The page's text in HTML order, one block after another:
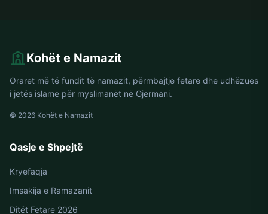
Kohët e Namazit
Oraret më të fundit të namazit, përmbajtje fetare dhe udhëzues
i jetës islame për myslimanët në Gjermani.
© 2026 Kohët e Namazit
Qasje e Shpejtë
Kryefaqja
Imsakija e Ramazanit
Ditët Fetare 2026